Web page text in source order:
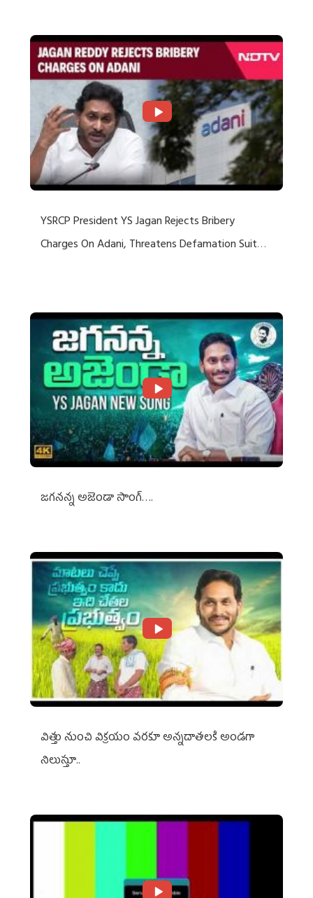
YSRCP President YS Jagan Rejects Bribery
Charges On Adani, Threatens Defamation Suit
జగనన్న అజెండా సాంగ్….
విత్తు నుంచి విక్రయం వరకూ అన్నదాతలకి అండగా
నిలుస్తూ..